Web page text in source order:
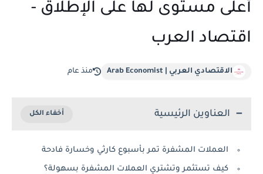
أعلى مستوى لها على الإطلاق -
اقتصاد العرب
الاقتصادي العربي | Arab Economist منذ عام
العناوين الرئيسية
العملات المشفرة تمر بأسبوع كارثي وخسارة فادحة
كيف تستثمر وتشتري العملات المشفرة بسهولة؟